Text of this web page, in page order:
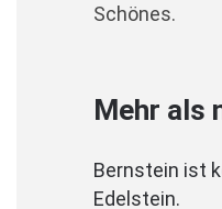
Schönes.
Mehr als
Bernstein ist
Edelstein.